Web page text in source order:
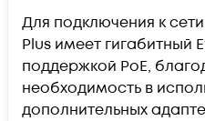
Для подключения к
Plus имеет гигабитный
поддержкой PoE,
необходимость в
дополнительных